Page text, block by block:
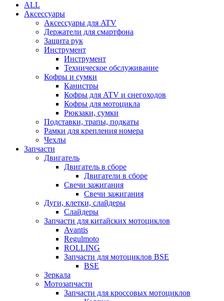
ALL
Аксессуары
Аксессуары для ATV
Держатели для смартфона
Защита рук
Инструмент
Инструмент
Техническое обслуживание
Кофры и сумки
Канистры
Кофры для ATV и снегоходов
Кофры для мотоцикла
Рюкзаки, сумки
Подставки, трапы, подкаты
Рамки для крепления номера
Чехлы
Запчасти
Двигатель
Двигатель в сборе
Двигатели в сборе
Свечи зажигания
Свечи зажигания
Дуги, клетки, слайдеры
Слайдеры
Запчасти для китайских мотоциклов
Avantis
Regulmoto
ROLLING
Запчасти для мотоциклов BSE
BSE
Зеркала
Мотозапчасти
Запчасти для кроссовых мотоциклов